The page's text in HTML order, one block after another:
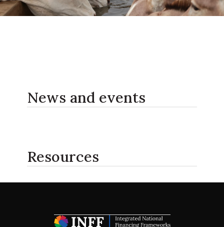
News and events
Resources